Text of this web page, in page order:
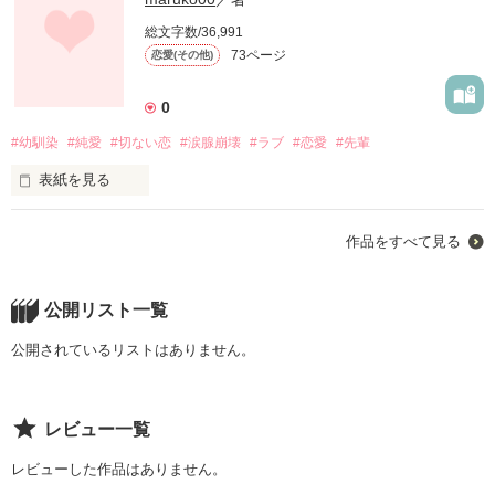
総文字数/36,991
恋愛(その他) 73ページ
0
#幼馴染 #純愛 #切ない恋 #涙腺崩壊 #ラブ #恋愛 #先輩
表紙を見る
でも...
作品をすべて見る
公開リスト一覧
公開されているリストはありません。
レビュー一覧
レビューした作品はありません。